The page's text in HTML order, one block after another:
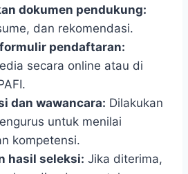
dokumen pendukung:
dan rekomendasi.
pendaftaran:
secara online atau di
dan wawancara: Dilakukan
untuk menilai
kompetensi.
hasil seleksi: Jika diterima,